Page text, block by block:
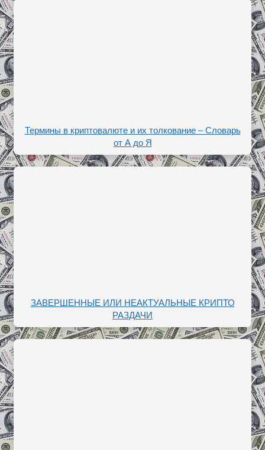
Термины в криптовалюте и их толкование – Словарь
от А до Я
ЗАВЕРШЕННЫЕ ИЛИ НЕАКТУАЛЬНЫЕ КРИПТО
РАЗДАЧИ